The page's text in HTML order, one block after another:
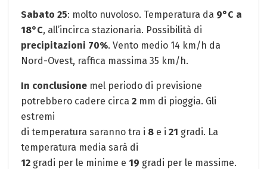
Sabato 25: molto nuvoloso. Temperatura da 9°C a
18°C, all’incirca stazionaria. Possibilità di
precipitazioni 70%. Vento medio 14 km/h da
Nord-Ovest, raffica massima 35 km/h.
In conclusione mel periodo di previsione
potrebbero cadere circa 2 mm di pioggia. Gli
estremi
di temperatura saranno tra i 8 e i 21 gradi. La
temperatura media sarà di
12 gradi per le minime e 19 gradi per le massime.